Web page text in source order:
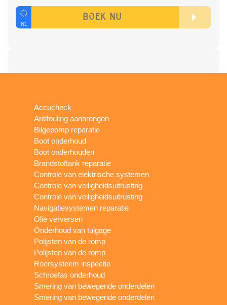
Accucheck
Antifouling aanbrengen
Bilgepomp reparatie
Boot onderhoud
Boot onderhouden
Brandstoftank reparatie
Controle van elektrische systemen
Controle van veiligheidsuitrusting
Controle van veiligheidsuitrusting
Navigatiesystemen reparatie
Olie verversen
Onderhoud van tuigage
Polijsten van de romp
Polijsten van de romp
Roersysteem inspectie
Schroefas onderhoud
Smering van bewegende onderdelen
Smering van bewegende onderdelen